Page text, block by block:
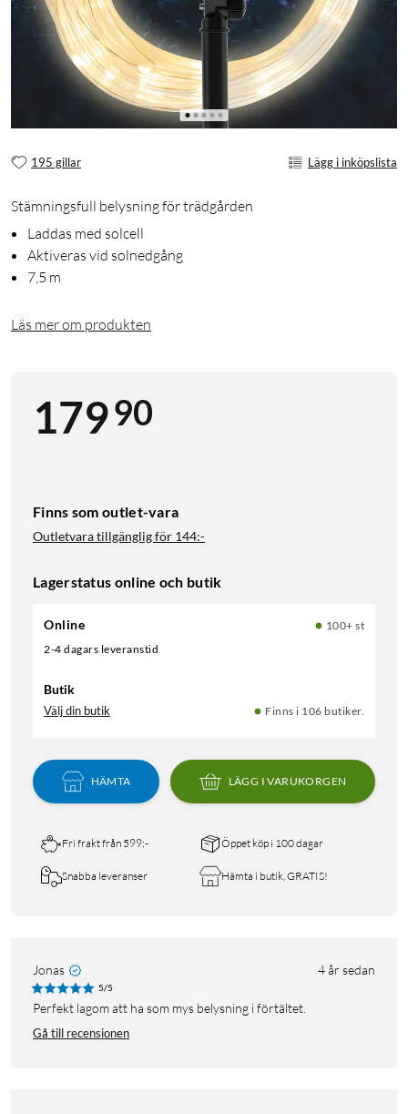
195 gillar Lägg i inköpslista
Stämningsfull belysning för trädgården
Laddas med solcell
Aktiveras vid solnedgång
7,5 m
Läs mer om produkten
17990
Finns som outlet-vara
Outletvara tillgänglig för 144:-
Lagerstatus online och butik
Online
100+ st
2-4 dagars leveranstid
Butik
Välj din butik Finns i 106 butiker.
HÄMTA LÄGG I VARUKORGEN
Fri frakt från 599:- Öppet köp i 100 dagar
Snabba leveranser Hämta i butik, GRATIS!
Jonas 4 år sedan
5/5
Perfekt lagom att ha som mys belysning i förtältet.
Gå till recensionen